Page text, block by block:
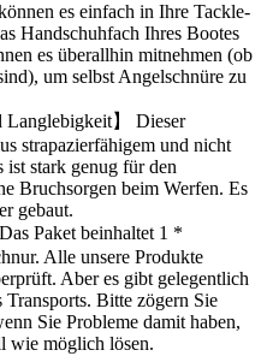
es einfach in Ihre Tackle-
Handschuhfach Ihres Bootes
es überallhin mitnehmen (ob
um selbst Angelschnüre zu
Langlebigkeit】 Dieser
strapazierfähigem und nicht
stark genug für den
Bruchsorgen beim Werfen. Es
gebaut.
Paket beinhaltet 1 *
Alle unsere Produkte
Aber es gibt gelegentlich
Transports. Bitte zögern Sie
Sie Probleme damit haben,
wie möglich lösen.